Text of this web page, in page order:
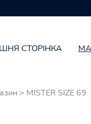
СТОРІНКА
> MISTER SIZE 69